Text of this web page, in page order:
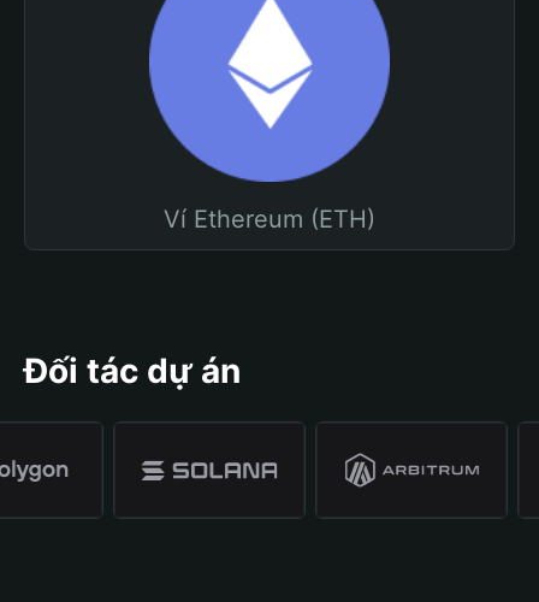
Ví Ethereum (ETH)
Đối tác dự án